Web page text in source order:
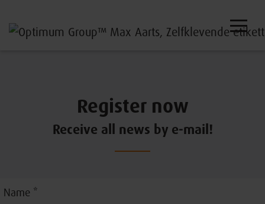
Register now
Receive all news by e-mail!